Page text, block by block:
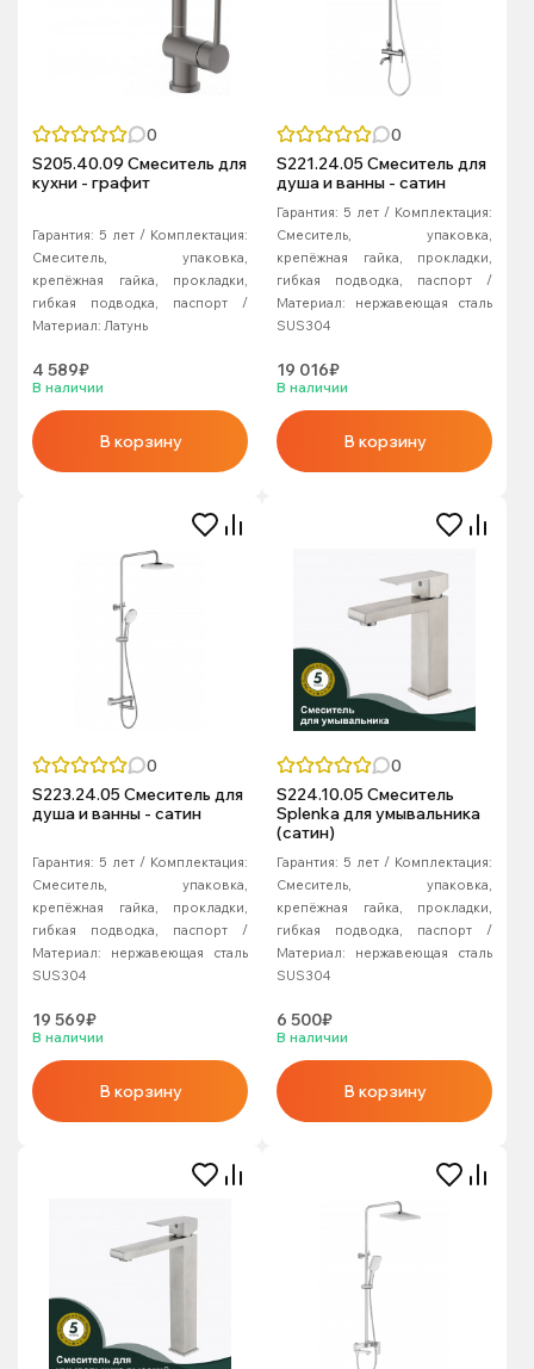
0
S205.40.09 Смеситель для
кухни - графит
Гарантия: 5 лет
Комплектация:
Смеситель, упаковка,
крепёжная гайка, прокладки,
гибкая подводка, паспорт
Материал: Латунь
4 589₽
В наличии
В корзину
0
S221.24.05 Смеситель для
душа и ванны - сатин
Гарантия: 5 лет
Комплектация:
Смеситель, упаковка,
крепёжная гайка, прокладки,
гибкая подводка, паспорт
Материал:
нержавеющая сталь
SUS304
19 016₽
В наличии
В корзину
0
S223.24.05 Смеситель для
душа и ванны - сатин
Гарантия: 5 лет
Комплектация:
Смеситель, упаковка,
крепёжная гайка, прокладки,
гибкая подводка, паспорт
Материал:
нержавеющая сталь
SUS304
19 569₽
В наличии
В корзину
0
S224.10.05 Смеситель
Splenka для умывальника
(сатин)
Гарантия: 5 лет
Комплектация:
Смеситель, упаковка,
крепёжная гайка, прокладки,
гибкая подводка, паспорт
Материал:
нержавеющая сталь
SUS304
6 500₽
В наличии
В корзину